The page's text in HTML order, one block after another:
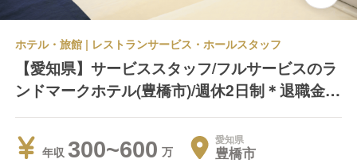
ホテル・旅館 | レストランサービス・ホールスタッフ
【愛知県】サービススタッフ/フルサービスのラ
ンドマークホテル(豊橋市)/週休2日制＊退職金制
度あり＊業績賞与年2回
年収 300~600 愛知県
豊橋市